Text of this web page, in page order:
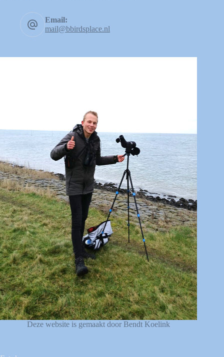
Email:
mail@bbirdsplace.nl
Deze website is gemaakt door Bendt Koelink